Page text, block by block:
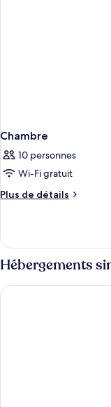
Chambre
10 personnes
Wi-Fi gratuit
Plus de détails
Plus
le
type
de
Chambre
Hébergements
Eden Roc Miami Beach